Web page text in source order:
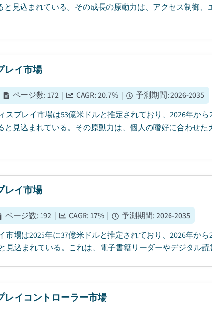
ると見込まれている。その成長の原動力は、アクセス制御
レイ市場
ページ数:172 | CAGR:20.7% | 予測期間:2026-2035
スプレイ市場は53億米ドルと推定されており、2026年か
ると見込まれている。その原動力は、個人の嗜好に合わせ
レイ市場
ページ数:192 | CAGR:17% | 予測期間:2026-2035
市場は2025年に37億米ドルと推定されており、2026年か
と見込まれている。これは、電子書籍リーダーやデジタル
レイコントローラー市場